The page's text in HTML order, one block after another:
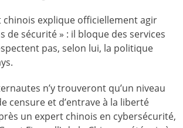
chinois explique officiellement agir
de sécurité » : il bloque des services
pas, selon lui, la politique
n’y trouveront qu’un niveau
censure et d’entrave à la liberté
un expert chinois en cybersécurité,